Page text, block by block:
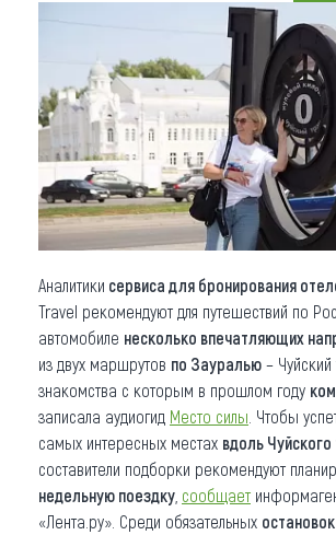
Что привезти (сувениры)
О регионе
Коллекция впечатлений
Другие рубрики
Аналитики сервиса для бронирования
Travel рекомендуют для путешествий по
автомобиле несколько впечатляющих
из двух маршрутов по Зауралью – Чуйский
знакомства с которым в прошлом году
записала аудиогид Место силы . Чтобы
самых интересных местах вдоль Чуйского
составители подборки рекомендуют
недельную поездку сообщает
«Лента.ру». Среди обязательных